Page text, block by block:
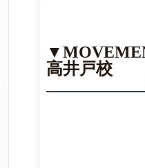
高井戸校